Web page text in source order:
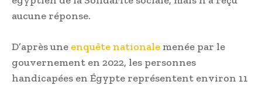
aucune réponse.
D’après une enquête nationale menée par le
gouvernement en 2022, les personnes
handicapées en Égypte représentent environ 11